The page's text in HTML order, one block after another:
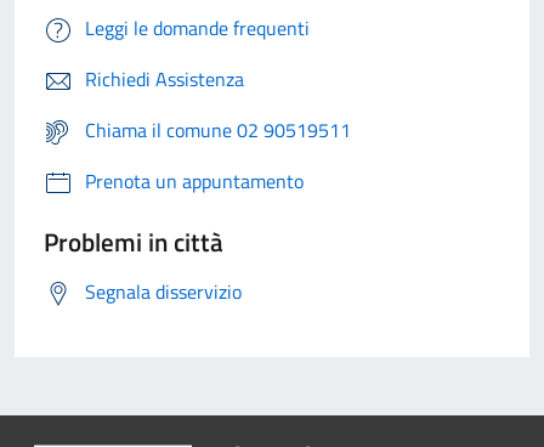
Leggi le domande frequenti
Richiedi Assistenza
Chiama il comune 02 90519511
Prenota un appuntamento
Problemi in città
Segnala disservizio